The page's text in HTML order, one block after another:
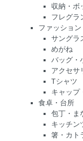
収納・ボ
フレグラ
ファッション
サングラ
めがね
バッグ・
アクセサ
Tシャツ
キャップ
食卓・台所
包丁・ま
キッチン
箸・カト